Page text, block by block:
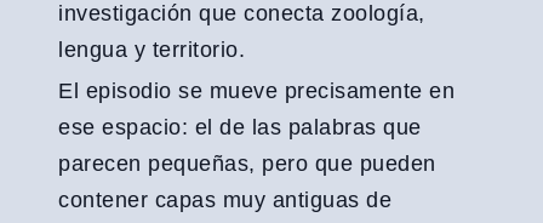
investigación que conecta zoología,
lengua y territorio.
El episodio se mueve precisamente en
ese espacio: el de las palabras que
parecen pequeñas, pero que pueden
contener capas muy antiguas de